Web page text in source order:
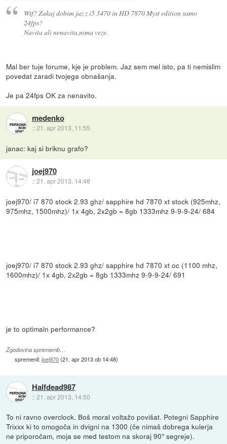
Wtf? Zakaj dobim jaz z i5 3470 in HD 7870 Myst edition samo
24fps?
Navita ali nenavita,nima veze.
Mal ber tuje forume, kje je problem. Jaz sem mel isto, pa ti nemislim
povedat zaradi tvojega obnašanja.
Je pa 24fps OK za nenavito.
medenko
::21. apr 2013, 11:55
janac: kaj si briknu grafo?
joej970
::21. apr 2013, 14:48
joej970/ i7 870 stock 2.93 ghz/ sapphire hd 7870 xt stock (925mhz,
975mhz, 1500mhz)/ 1x 4gb, 2x2gb = 8gb 1333mhz 9-9-9-24/ 684
joej970/ i7 870 stock 2.93 ghz/ sapphire hd 7870 xt oc (1100 mhz,
1600mhz)/ 1x 4gb, 2x2gb = 8gb 1333mhz 9-9-9-24/ 691
je to optimaln performance?
Zgodovina sprememb…
spremenil:joej970(21. apr 2013 ob 14:48)
Halfdead987
::21. apr 2013, 14:50
To ni ravno overclock. Boš moral voltažo povišat. Potegni Sapphire
Trixxx ki to omogoča in dvigni na 1300 (če nimaš dobrega kulerja
ne priporočam, moja se med testom na skoraj 90° segreje).